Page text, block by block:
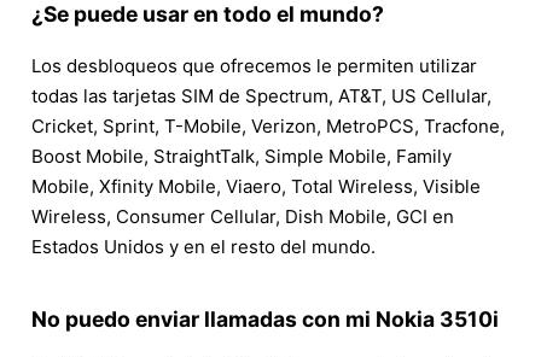
¿Se puede usar en todo el mundo?
Los desbloqueos que ofrecemos le permiten utilizar
todas las tarjetas SIM de Spectrum, AT&T, US Cellular,
Cricket, Sprint, T-Mobile, Verizon, MetroPCS, Tracfone,
Boost Mobile, StraightTalk, Simple Mobile, Family
Mobile, Xfinity Mobile, Viaero, Total Wireless, Visible
Wireless, Consumer Cellular, Dish Mobile, GCI en
Estados Unidos y en el resto del mundo.
No puedo enviar llamadas con mi Nokia 3510i